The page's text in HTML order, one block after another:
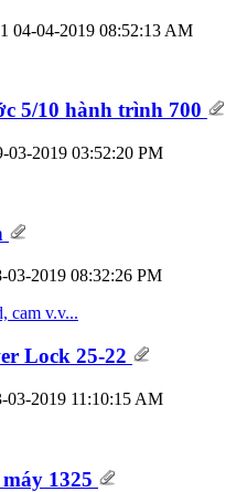
04-04-2019 08:52:13 AM
5/10 hành trình 700
03-2019 03:52:20 PM
03-2019 08:32:26 PM
cam v.v...
Lock 25-22
03-2019 11:10:15 AM
1325